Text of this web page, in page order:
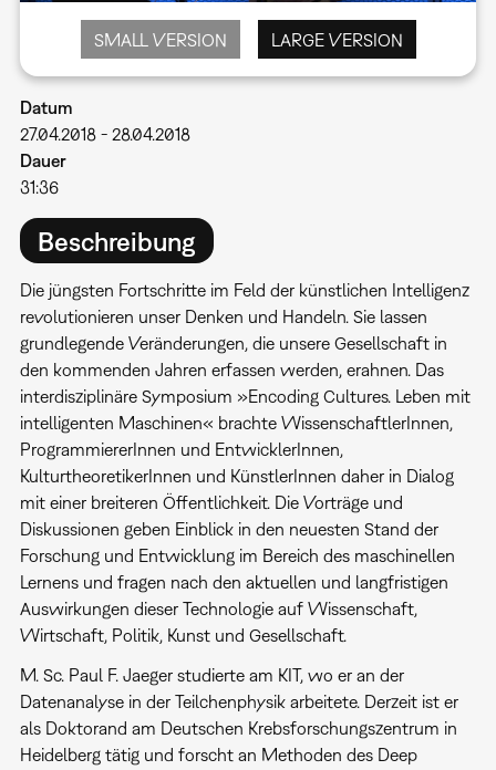
SMALL VERSION LARGE VERSION
Datum
27.04.2018- 28.04.2018
Dauer
31:36
Beschreibung
Die jüngsten Fortschritte im Feld der künstlichen Intelligenz
revolutionieren unser Denken und Handeln. Sie lassen
grundlegende Veränderungen, die unsere Gesellschaft in
den kommenden Jahren erfassen werden, erahnen. Das
interdisziplinäre Symposium »Encoding Cultures. Leben mit
intelligenten Maschinen« brachte WissenschaftlerInnen,
ProgrammiererInnen und EntwicklerInnen,
KulturtheoretikerInnen und KünstlerInnen daher in Dialog
mit einer breiteren Öffentlichkeit. Die Vorträge und
Diskussionen geben Einblick in den neuesten Stand der
Forschung und Entwicklung im Bereich des maschinellen
Lernens und fragen nach den aktuellen und langfristigen
Auswirkungen dieser Technologie auf Wissenschaft,
Wirtschaft, Politik, Kunst und Gesellschaft.
M. Sc. Paul F. Jaeger studierte am KIT, wo er an der
Datenanalyse in der Teilchenphysik arbeitete. Derzeit ist er
als Doktorand am Deutschen Krebsforschungszentrum in
Heidelberg tätig und forscht an Methoden des Deep